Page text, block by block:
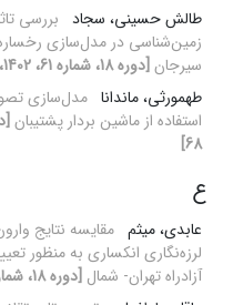
طالش حسینی، سجاد بررسی
زمین‌شناسی در مدل‌سازی
سیرجان [دوره 18، شماره 61، 1402، صفحه 97-115]
طهمورثی، ماندانا مدل‌سازی
استفاده از ماشین‌ بردار پشتیبان
68]
ع
عابدی، میثم مقایسه نتایج
لرزه‌نگاری انکساری به منظور
آزادراه تهران- شمال [دوره 18، شماره 58، 1402، صفحه 75-87]